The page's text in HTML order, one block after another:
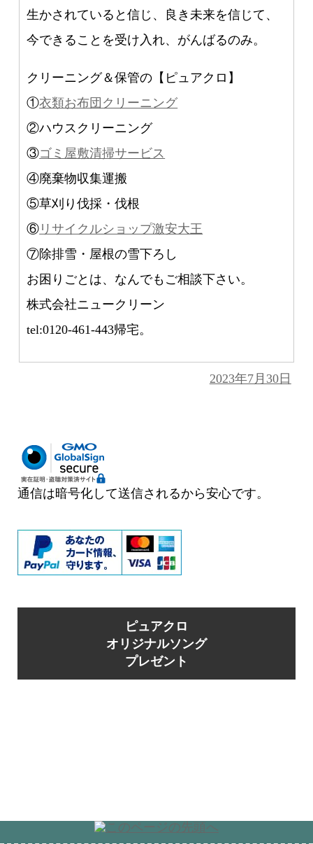
生かされていると信じ、良き未来を信じて、
今できることを受け入れ、がんばるのみ。
クリーニング＆保管の【ピュアクロ】
①衣類お布団クリーニング
②ハウスクリーニング
③ゴミ屋敷清掃サービス
④廃棄物収集運搬
⑤草刈り伐採・伐根
⑥ リサイクルショップ激安大王
⑦除排雪・屋根の雪下ろし
お困りごとは、なんでもご相談下さい。
株式会社ニュークリーン
tel:0120-461-443帰宅。
投
2023年7月30日
通信は暗号化して送信されるから安心です。
ピュアクロ
オリジナルソング
プレゼント